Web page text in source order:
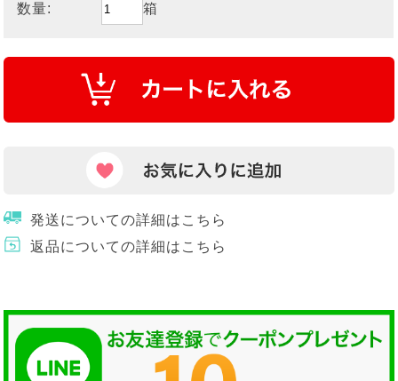
数量: 箱
発送についての詳細はこちら
返品についての詳細はこちら